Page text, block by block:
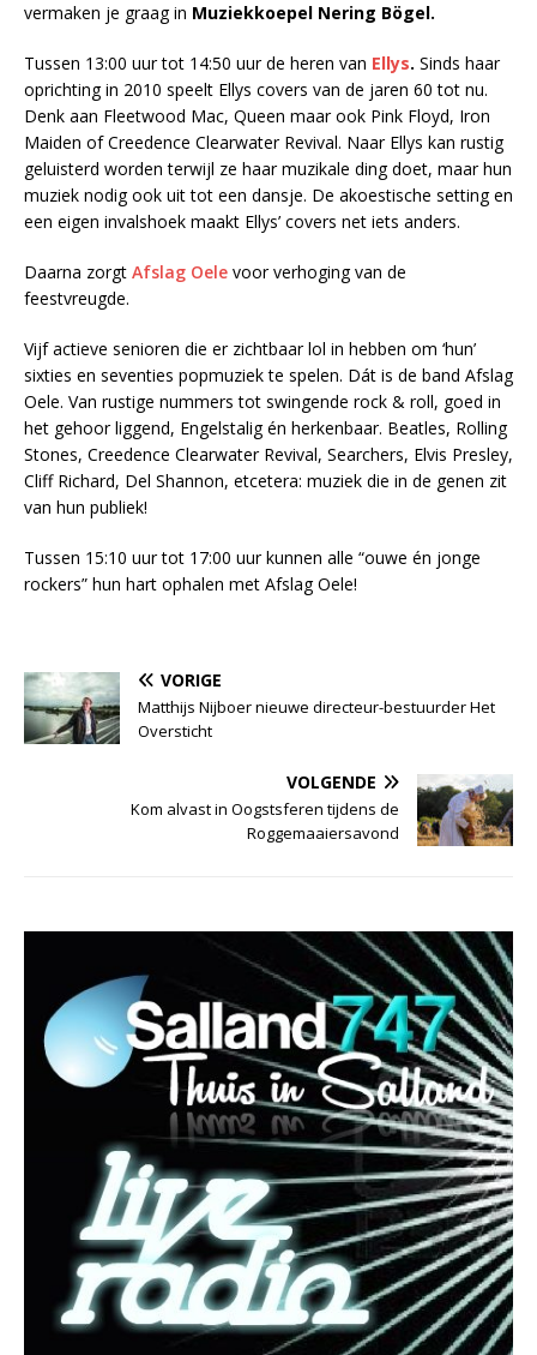
vermaken je graag in Muziekkoepel Nering Bögel.
Tussen 13:00 uur tot 14:50 uur de heren van Ellys. Sinds haar
oprichting in 2010 speelt Ellys covers van de jaren 60 tot nu.
Denk aan Fleetwood Mac, Queen maar ook Pink Floyd, Iron
Maiden of Creedence Clearwater Revival. Naar Ellys kan rustig
geluisterd worden terwijl ze haar muzikale ding doet, maar hun
muziek nodig ook uit tot een dansje. De akoestische setting en
een eigen invalshoek maakt Ellys’ covers net iets anders.
Daarna zorgt Afslag Oele voor verhoging van de
feestvreugde.
Vijf actieve senioren die er zichtbaar lol in hebben om ‘hun’
sixties en seventies popmuziek te spelen. Dát is de band Afslag
Oele. Van rustige nummers tot swingende rock & roll, goed in
het gehoor liggend, Engelstalig én herkenbaar. Beatles, Rolling
Stones, Creedence Clearwater Revival, Searchers, Elvis Presley,
Cliff Richard, Del Shannon, etcetera: muziek die in de genen zit
van hun publiek!
Tussen 15:10 uur tot 17:00 uur kunnen alle “ouwe én jonge
rockers” hun hart ophalen met Afslag Oele!
VORIGE
Matthijs Nijboer nieuwe directeur-bestuurder Het
Oversticht
VOLGENDE
Kom alvast in Oogstsferen tijdens de
Roggemaaiersavond